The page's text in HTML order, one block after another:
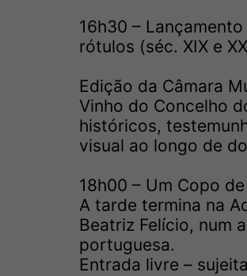
16h30 –
rótulos (séc. XIX e
Edição da Câmara
Vinho do Concelho
históricos,
visual ao longo de
18h00 – Um Copo
A tarde termina na
Beatriz Felício, num
portuguesa.
Entrada livre –